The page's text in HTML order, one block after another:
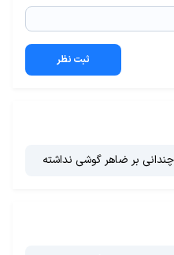
ثبت نظر
بر ضاهر گوشی نداشته